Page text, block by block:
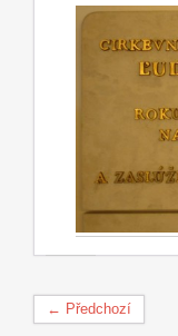
← Předchozí